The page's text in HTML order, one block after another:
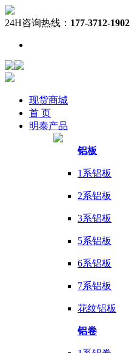
24H咨询热线： 177-3712-1902
现货商城
首 页
明泰产品
铝板
1系铝板
2系铝板
3系铝板
5系铝板
6系铝板
7系铝板
花纹铝板
铝卷